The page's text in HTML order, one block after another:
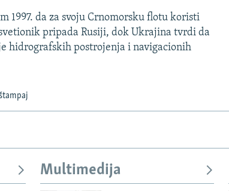
1997. da za svoju Crnomorsku flotu koristi
pripada Rusiji, dok Ukrajina tvrdi da
hidrografskih postrojenja i navigacionih
Multimedija